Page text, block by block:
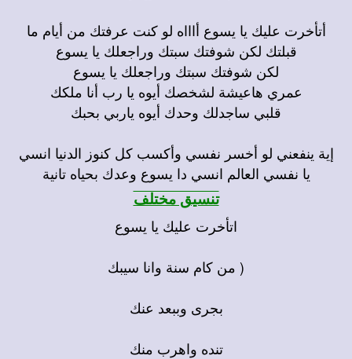
أتأخرت عليك يا يسوع أاااه لو كنت عرفتك من أيام ما
قبلتك لكن شوفتك سبتك وراجعلك يا يسوع
لكن شوفتك سبتك وراجعلك يا يسوع
عمري هاعيشة لشخصك أيوه يا رب أنا ملكك
قلبي ساجدلك وحدك أيوه ياربي بحبك
إية ينفعني لو أخسر نفسي وأكسب كل كنوز الدنيا انسي
يا نفسي العالم انسي دا يسوع وعدك بحياه تانية
تنسيق مختلف
اتأخرت عليك يا يسوع
( من كام سنة وانا سيبك
بجرى وببعد عنك
تنده واهرب منك